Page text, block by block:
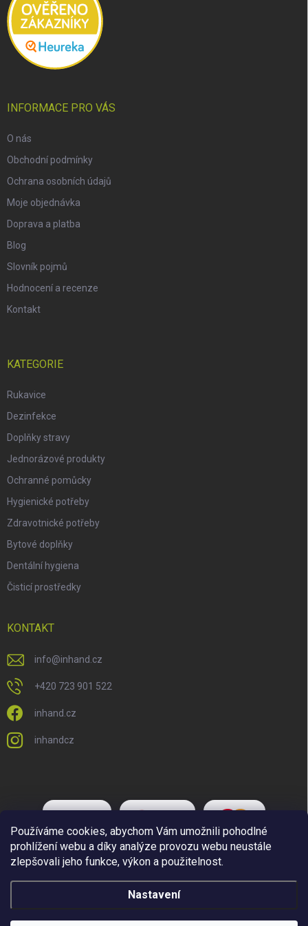
Používáme cookies, abychom Vám umožnili pohodlné
prohlížení webu a díky analýze provozu webu neustále
zlepšovali jeho funkce, výkon a použitelnost.
Nastavení
INFORMACE PRO VÁS
O nás
Obchodní podmínky
Ochrana osobních údajů
Moje objednávka
Doprava a platba
Blog
Slovník pojmů
Hodnocení a recenze
Kontakt
KATEGORIE
Rukavice
Dezinfekce
Doplňky stravy
Jednorázové produkty
Ochranné pomůcky
Hygienické potřeby
Zdravotnické potřeby
Bytové doplňky
Dentální hygiena
Čisticí prostředky
KONTAKT
info@inhand.cz
+420 723 901 522
inhand.cz
inhandcz
Copyright 2026Inhand.cz. Všechna práva vyhrazena.Upravit nastavení